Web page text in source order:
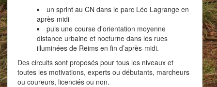
un sprint au CN dans le parc Léo Lagrange en
après-midi
puis une course d’orientation moyenne
distance urbaine et nocturne dans les rues
illuminées de Reims en fin d’après-midi.
Des circuits sont proposés pour tous les niveaux et
toutes les motivations, experts ou débutants, marcheurs
ou coureurs, licenciés ou non.